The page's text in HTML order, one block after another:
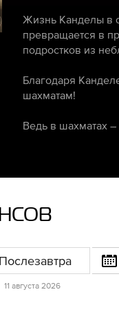
Жизнь Канделы в
превращается в
подростков из
Благодаря
шахматам!
Ведь в шахматах
Послезавтра
11 августа 2026